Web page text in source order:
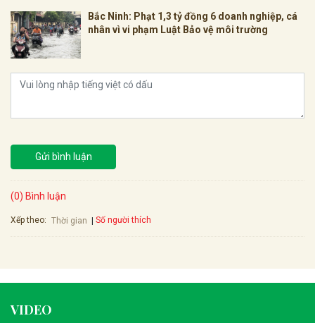
Bắc Ninh: Phạt 1,3 tỷ đồng 6 doanh nghiệp, cá
nhân vì vi phạm Luật Bảo vệ môi trường
Gửi bình luận
(0) Bình luận
Xếp theo: Thời gian Số người thích
VIDEO